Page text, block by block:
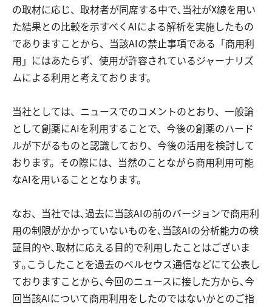
の取材に応じ、取材者が同席する中で､当社がX線を用い
た結果との比較を示すべくAIによる解析を実施したもの
でありますことから、当該AIの禁止事項である「商用利
用」にはあたらず、使用が許容されているジャーナリズ
ムによる利用と考えております。
当社としては、ニュースでのコメントのとおり、一般論
として創薬にAIを利用することで、今後の創薬のハード
ルが下がるものと認識しており、今後の活用を検討して
おります。その際には、当然のことながら商用利用可能
なAIを用いることとなります。
なお、当社では､過去に当該AIの前のバージョンで商用利
用の制限がかかっていないものを､当該AIの分析能力の検
証目的や､取材に応える目的で利用したことはございま
す｡こうしたことを過去のペルセウス通信などにて公表し
ておりますことから､今回のニュースに接した方から､今
回当該AIについて商用利用をしたのではないかとのご指